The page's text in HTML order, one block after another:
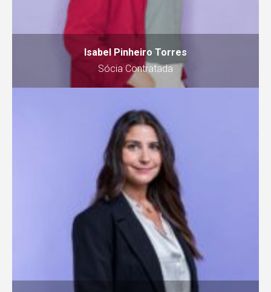
Isabel Pinheiro Torres
Sócia Contratada